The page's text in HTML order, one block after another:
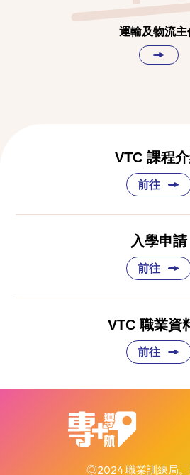
運輸及物流主
VTC 課程
前往
入學申請
前往
VTC 職業資
前往
◎2024 職業訓練局